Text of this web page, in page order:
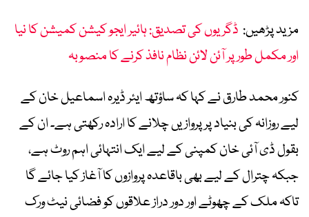
مزید پڑھیں: ڈگریوں کی تصدیق: ہائیر ایجو کیشن کمیشن کا نیا
اور مکمل طور پر آئن لائن نظام نافذ کرنے کا منصوبہ
کنور محمد طارق نے کہا کہ ساؤتھ ایئر ڈیرہ اسماعیل خان کے
لیے روزانہ کی بنیاد پر پروازیں چلانے کا ارادہ رکھتی ہے۔ ان کے
بقول ڈی آئی خان کمپنی کے لیے ایک انتہائی اہم روٹ ہے،
جبکہ چترال کے لیے بھی باقاعدہ پروازوں کا آغاز کیا جائے گا
تاکہ ملک کے چھوٹے اور دور دراز علاقوں کو فضائی نیٹ ورک